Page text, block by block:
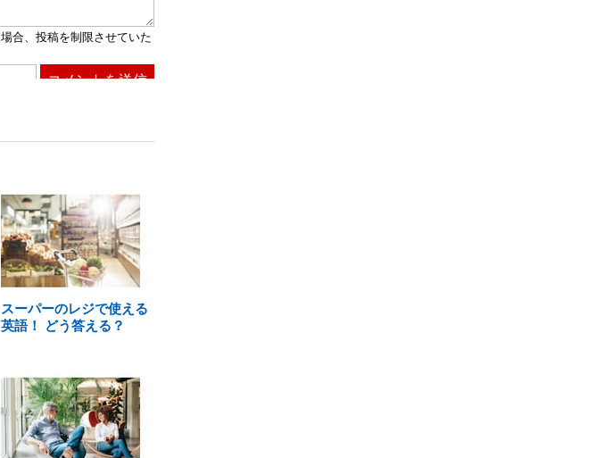
スーパーのレジで使える
英語！ どう答える？